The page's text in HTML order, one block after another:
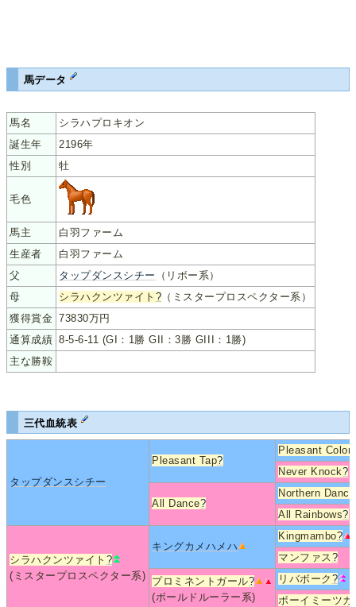
馬データ
馬名
シラハプロキオン
誕生年
2196年
性別
牡
毛色
馬主
白羽ファーム
生産者
白羽ファーム
父
タップダンスシチー
（リボー系）
母
シラハクンツァイト ? （ミスタープロスペクター系）
獲得賞金 73830万円
通算成績 8-5-6-11 (GI：1勝 GII：3勝 GIII：1勝)
主な勝鞍
三代血統表
タップダンスシチー
Pleasant Tap?
Pleasant
Never Knock?
All Dance?
Northern
All Rainbows?
シラハクンツァイト ?
(ミスタープロスペクター系)
キングカメハメハ
Kingmambo?
マンファス ?
プロミネントガール?
(ボールドルーラー系)
リバボーク ?
ボーイミーツガ